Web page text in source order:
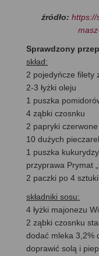
źródło: https://
Sprawdzony
skład:
2 pojedyńcze filety
2-3 łyżki oleju
1 puszka
4 ząbki czosnku
2 papryki czerwone
10 dużych
1 puszka kukurydzy
przyprawa Prymat
2 paczki po 4
składniki sosu:
4 łyżki majonezu
2 ząbki czosnku
dodać mleka 3,2%
doprawić solą i